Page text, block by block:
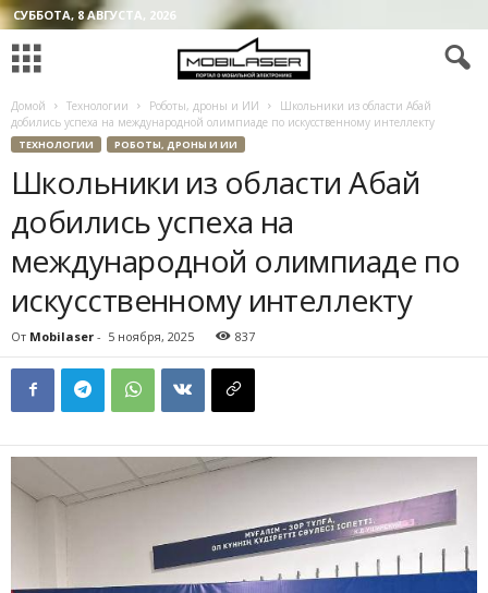
СУББОТА, 8 АВГУСТА, 2026
Домой Технологии Роботы, дроны и ИИ
Школьники из области Абай
добились успеха на международной олимпиаде по искусственному интеллекту
ТЕХНОЛОГИИ РОБОТЫ, ДРОНЫ И ИИ
Школьники из области Абай
добились успеха на
международной олимпиаде по
искусственному интеллекту
От Mobilaser - 5 ноября, 2025 837